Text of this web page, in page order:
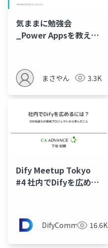
気ままに勉強会
_Power Appsを教える
まさやん 3.3K
Dify Meetup Tokyo
#4 社内でDifyを広める
んだこと
DifyCommunity16.6K